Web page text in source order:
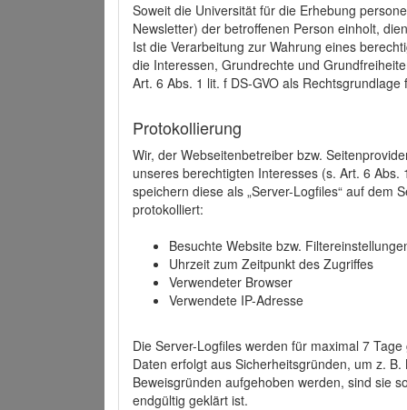
Soweit die Universität für die Erhebung
Newsletter) der betroffenen Person einholt,
Ist die Verarbeitung zur Wahrung eines
die Interessen, Grundrechte und
Art. 6 Abs. 1 lit. f DS-GVO als
Protokollierung
Wir, der Webseitenbetreiber bzw.
unseres berechtigten Interesses (s. Art. 6
speichern diese als „Server-Logfiles“ auf dem
protokolliert:
Besuchte Website bzw.
Uhrzeit zum Zeitpunkt des Zugriffes
Verwendeter Browser
Verwendete IP-Adresse
Die Server-Logfiles werden für maximal 7
Daten erfolgt aus Sicherheitsgründen, um z.
Beweisgründen aufgehoben werden, sind sie
endgültig geklärt ist.